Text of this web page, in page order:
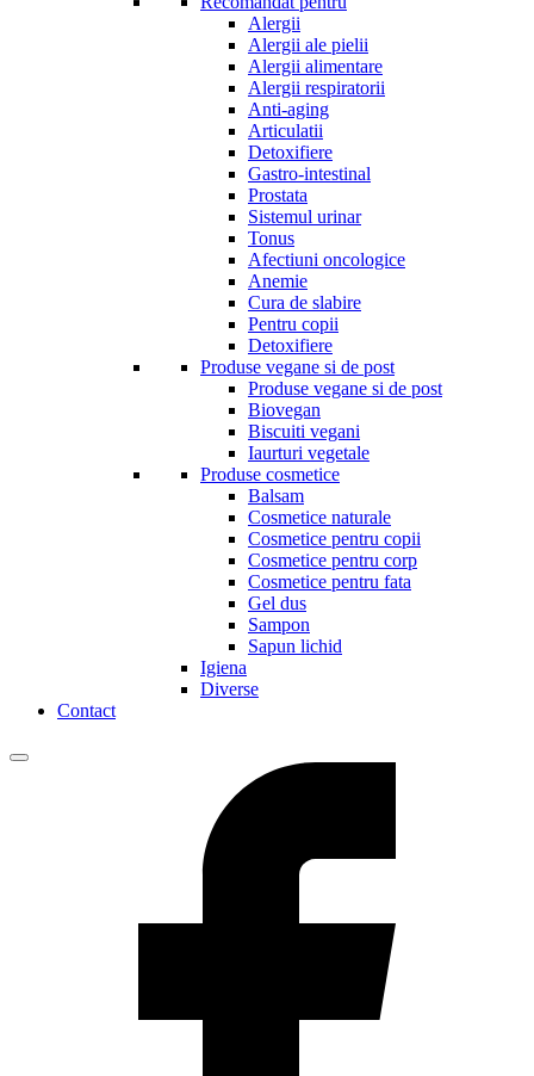
Alergii
Alergii ale pielii
Alergii alimentare
Alergii respiratorii
Anti-aging
Articulatii
Detoxifiere
Gastro-intestinal
Prostata
Sistemul urinar
Tonus
Afectiuni oncologice
Anemie
Cura de slabire
Pentru copii
Detoxifiere
Produse vegane si de post
Produse vegane si de post
Biovegan
Biscuiti vegani
Iaurturi vegetale
Produse cosmetice
Balsam
Cosmetice naturale
Cosmetice pentru copii
Cosmetice pentru corp
Cosmetice pentru fata
Gel dus
Sampon
Sapun lichid
Igiena
Diverse
Contact